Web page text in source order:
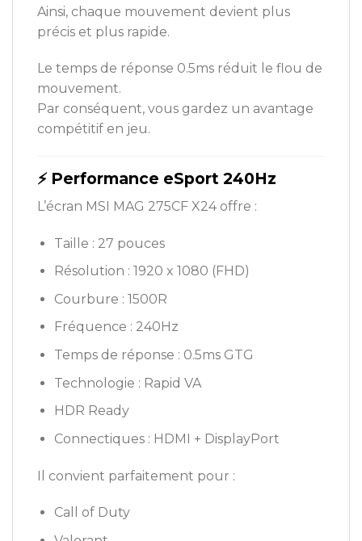
Ainsi, chaque mouvement devient plus
précis et plus rapide.
Le temps de réponse 0.5ms réduit le flou de
mouvement.
Par conséquent, vous gardez un avantage
compétitif en jeu.
⚡ Performance eSport 240Hz
L’écran MSI MAG 275CF X24 offre :
Taille : 27 pouces
Résolution : 1920 x 1080 (FHD)
Courbure : 1500R
Fréquence : 240Hz
Temps de réponse : 0.5ms GTG
Technologie : Rapid VA
HDR Ready
Connectiques : HDMI + DisplayPort
Il convient parfaitement pour :
Call of Duty